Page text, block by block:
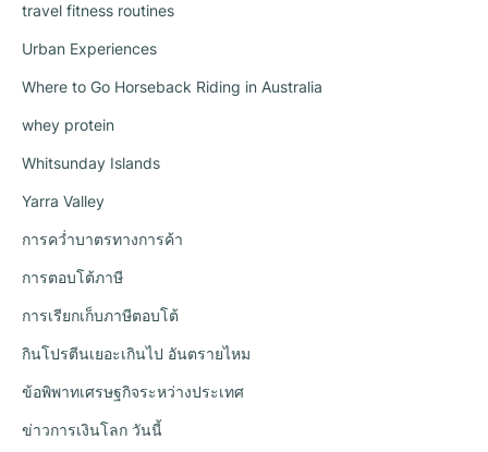
travel fitness routines
Urban Experiences
Where to Go Horseback Riding in Australia
whey protein
Whitsunday Islands
Yarra Valley
การคว่ำบาตรทางการค้า
การตอบโต้ภาษี
การเรียกเก็บภาษีตอบโต้
กินโปรตีนเยอะเกินไป อันตรายไหม
ข้อพิพาทเศรษฐกิจระหว่างประเทศ
ข่าวการเงินโลก วันนี้